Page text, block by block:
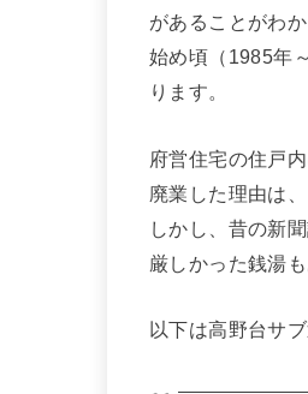
があることがわ
始め頃（1985年
ります。
府営住宅の住戸
廃業した理由は
しかし、昔の新
厳しかった銭湯
以下は高野台サ